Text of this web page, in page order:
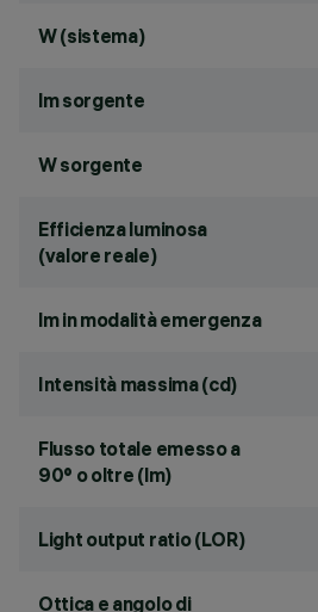
W (sistema)
lm sorgente
W sorgente
Efficienza luminosa
(valore reale)
lm in modalità emergenza
Intensità massima (cd)
Flusso totale emesso a
90° o oltre (lm)
Light output ratio (LOR)
Ottica e angolo di